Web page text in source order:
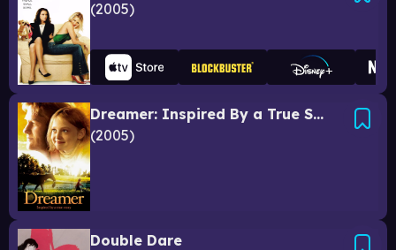
2005
Dreamer: Inspired By a True Story
2005
Double Dare